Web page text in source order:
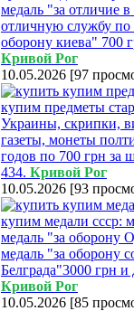
медаль "за отличие
отличную службу по
оборону киева" 700
Кривой Рог
10.05.2026 [97
купим предметы
Украины, скрипки,
газеты, монеты
годов по 700 грн за
434. Кривой Рог
10.05.2026 [93
купим медали ссср:
медаль "за оборону
медаль "за оборону
Белграда"3000 грн и
Кривой Рог
10.05.2026 [85